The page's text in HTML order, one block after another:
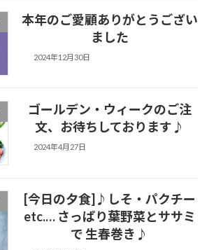
本年のご愛顧ありがとうござい
ました
2024年12月30日
ゴールデン・ウィークのご注
文、お待ちしております♪
2024年4月27日
[今日の夕食]♪しそ・パクチー
etc.… さっぱり葉野菜とササミ
で 生春巻き♪